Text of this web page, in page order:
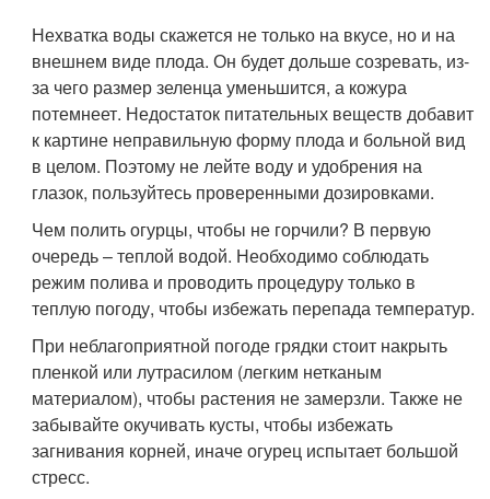
Нехватка воды скажется не только на вкусе, но и на
внешнем виде плода. Он будет дольше созревать, из-
за чего размер зеленца уменьшится, а кожура
потемнеет. Недостаток питательных веществ добавит
к картине неправильную форму плода и больной вид
в целом. Поэтому не лейте воду и удобрения на
глазок, пользуйтесь проверенными дозировками.
Чем полить огурцы, чтобы не горчили? В первую
очередь – теплой водой. Необходимо соблюдать
режим полива и проводить процедуру только в
теплую погоду, чтобы избежать перепада температур.
При неблагоприятной погоде грядки стоит накрыть
пленкой или лутрасилом (легким нетканым
материалом), чтобы растения не замерзли. Также не
забывайте окучивать кусты, чтобы избежать
загнивания корней, иначе огурец испытает большой
стресс.